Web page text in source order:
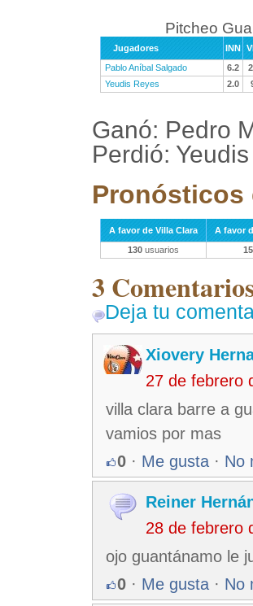
Pitcheo
Jugadores INN
Pablo Aníbal Salgado
6.2
Yeudis Reyes
2.0
Ganó: Pedro
Perdió:
Pronósticos
A favor de Villa Clara
A favor
130 usuarios 15
3
Deja tu
Xiovery
27 de febrero
villa clara barre a
vamios por mas
0 · Me gusta · No
Reiner
28 de febrero
ojo guantánamo le
0 · Me gusta · No